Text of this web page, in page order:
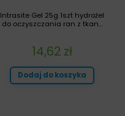
Intrasite Gel 25g 1szt hydrożel
do oczyszczania ran z tkan...
14,62 zł
Dodaj do koszyka